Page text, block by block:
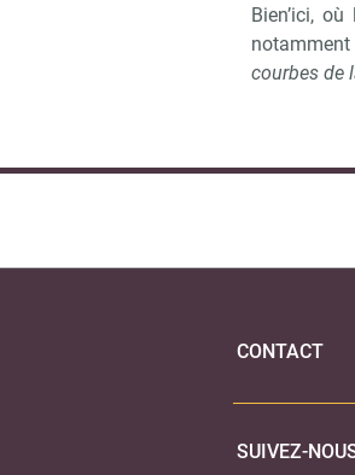
Bien’ici,
courbes de
CONTACT
SUIVEZ-